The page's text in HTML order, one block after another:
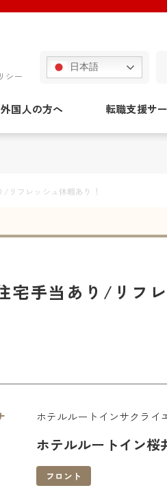
シー
日本語
外国人の方へ 転職支援サ
リフレッシュ休暇あり！
宅手当あり/リフ
ホテルルートインサクライ
ホテルルートイン桜
フロント